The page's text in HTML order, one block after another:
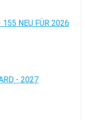
NEU FÜR 2026
- 2027